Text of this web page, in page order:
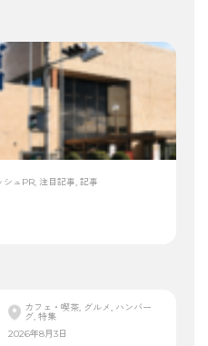
ュPR, 注目記事, 記事
カフェ・喫茶, グルメ, ハンバー
グ, 特集
2026年8月3日